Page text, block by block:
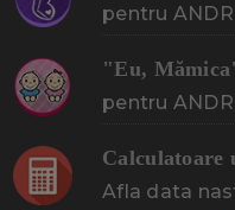
pentru
"Eu,
pentru
Calculatoare
Afla data